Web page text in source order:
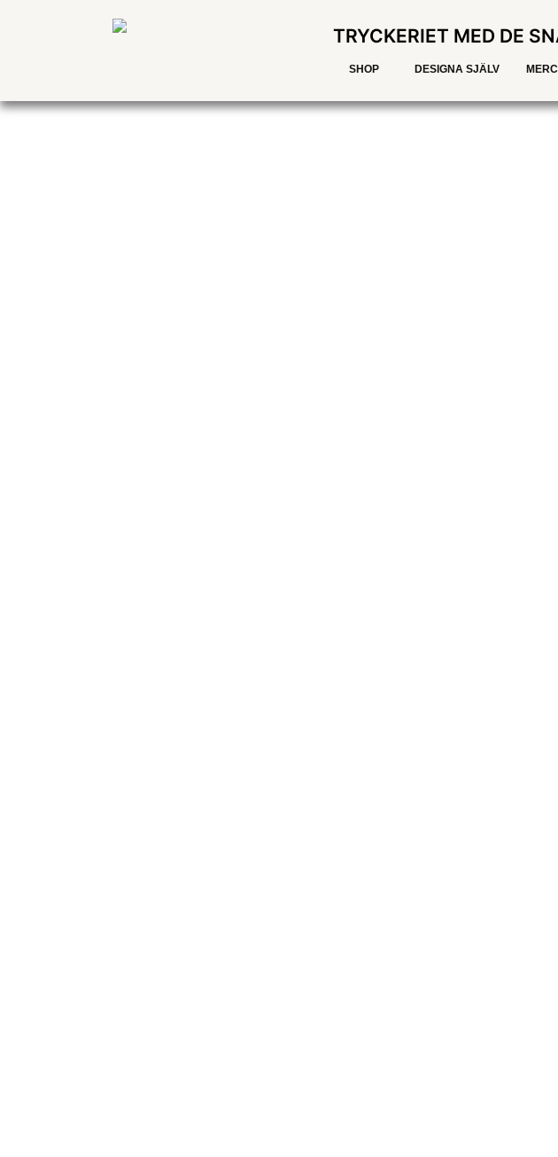
TRYCKERIET MED DE
SHOP DESIGNA SJÄLV